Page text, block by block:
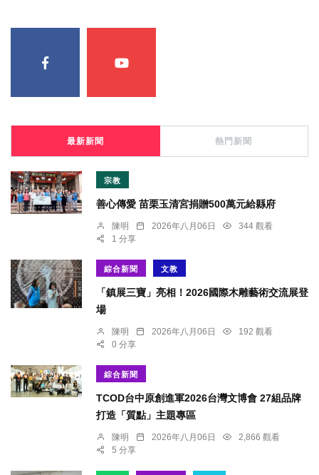
最新新聞 熱門新聞
宗教
善心傳愛 苗栗玉清宮捐贈500萬元給縣府
陳明 2026年八月06日
344 觀看
1 分享
綜合新聞 文教
「鎮展三寶」亮相！2026國際木雕藝術交流展登
場
陳明 2026年八月06日
192 觀看
0 分享
綜合新聞
TCOD台中原創進軍2026台灣文博會 27組品牌
打造「質點」主題專區
陳明 2026年八月06日
2,866 觀看
5 分享